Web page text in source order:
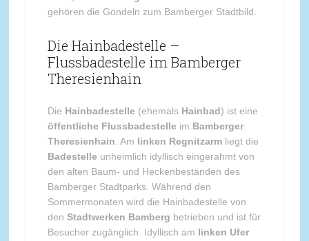
gehören die Gondeln zum Bamberger Stadtbild.
Die Hainbadestelle –
Flussbadestelle im Bamberger
Theresienhain
Die Hainbadestelle (ehemals Hainbad) ist eine
öffentliche Flussbadestelle im Bamberger
Theresienhain . Am linken Regnitzarmliegt die
Badestelle unheimlich idyllisch eingerahmt von
den alten Baum- und Heckenbeständen des
Bamberger Stadtparks. Während den
Sommermonaten wird die Hainbadestelle von
den Stadtwerken Bamberg betrieben und ist für
Besucher zugänglich. Idyllisch am linken Ufer